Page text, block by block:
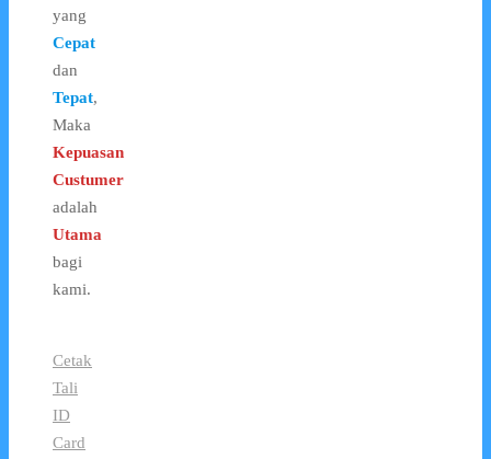
yang
Cepat
dan
Tepat,
Maka
Kepuasan
Custumer
adalah
Utama
bagi
kami.
Cetak
Tali
ID
Card